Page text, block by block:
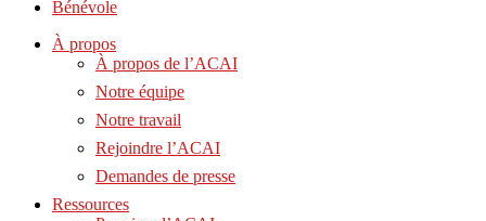
Bénévole
À propos
À propos de l’ACAI
Notre équipe
Notre travail
Rejoindre l’ACAI
Demandes de presse
Ressources